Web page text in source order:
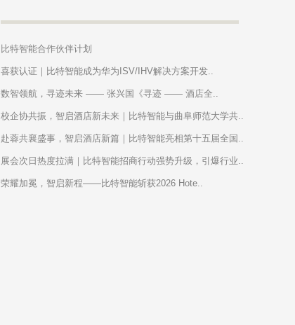
比特智能合作伙伴计划
喜获认证｜比特智能成为华为ISV/IHV解决方案开发..
数智领航，寻迹未来 —— 张兴国《寻迹 —— 酒店全..
校企协共振，智启酒店新未来｜比特智能与曲阜师范大学共..
赴蓉共襄盛事，智启酒店新篇｜比特智能亮相第十五届全国..
展会次日热度拉满｜比特智能招商行动强势升级，引爆行业..
荣耀加冕，智启新程——比特智能斩获2026 Hote..